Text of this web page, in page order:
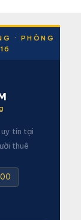
· PHÒNG
tín tại
thuê